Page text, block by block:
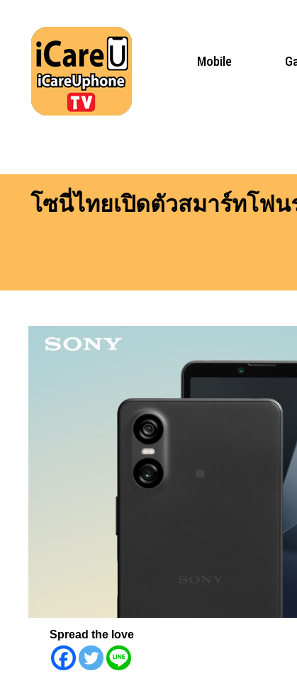
content
Mobile
โซนี่ไทยเปิดตัวสมาร์ทโฟ
Spread the love